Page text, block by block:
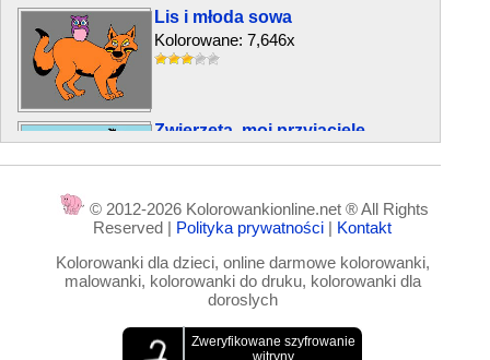
Lis i młoda sowa
Kolorowane: 7,646x
Zwierzęta, moi przyjaciele
Kolorowane: 5,852x
© 2012-2026 Kolorowankionline.net ® All Rights
Reserved | Polityka prywatności | Kontakt
Kolorowanki dla dzieci, online darmowe kolorowanki,
malowanki, kolorowanki do druku, kolorowanki dla
doroslych